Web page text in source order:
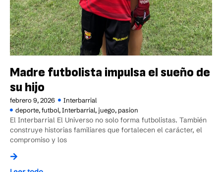
Madre futbolista impulsa el sueño de
su hijo
febrero 9, 2026
Interbarrial
deporte,futbol,Interbarrial, juego, pasion
El Interbarrial El Universo no solo forma futbolistas. También
construye historias familiares que fortalecen el carácter, el
compromiso y los